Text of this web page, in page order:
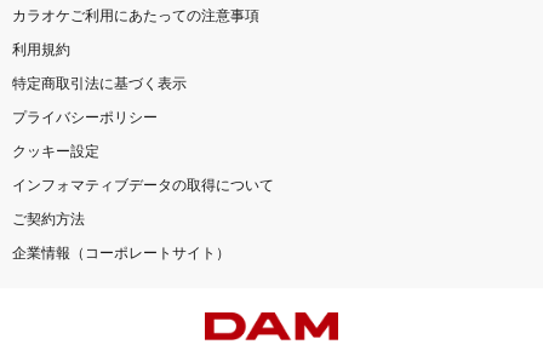
カラオケご利用にあたっての注意事項
利用規約
特定商取引法に基づく表示
プライバシーポリシー
クッキー設定
インフォマティブデータの取得について
ご契約方法
企業情報（コーポレートサイト）